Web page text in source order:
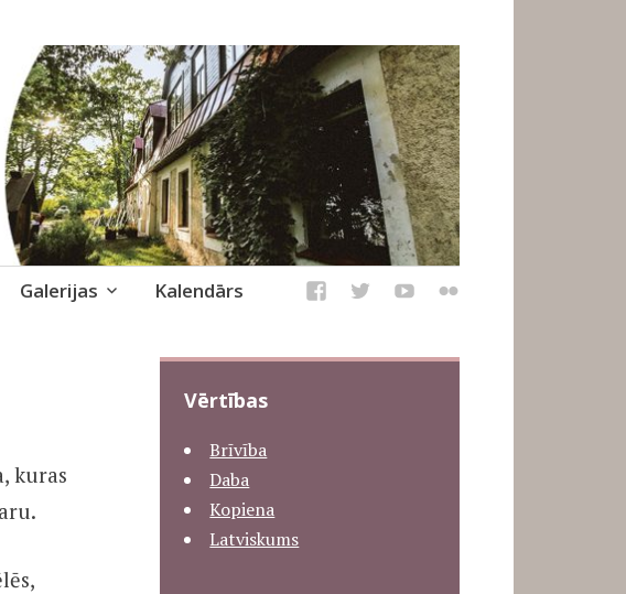
Galerijas Kalendārs
kuras
Vērtības
Brīvība
Daba
Kopiena
Latviskums